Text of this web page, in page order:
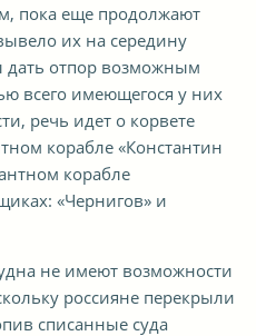
пока еще продолжают
их на середину
дать отпор возможным
всего имеющегося у них
речь идет о корвете
корабле «Константин
корабле
«Чернигов» и
не имеют возможности
россияне перекрыли
списанные суда